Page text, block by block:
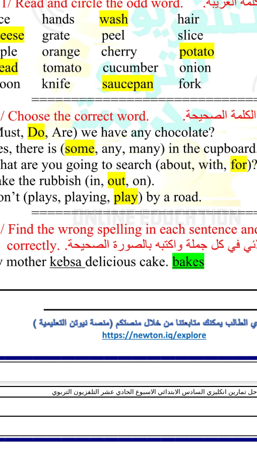
حل تمارين انكليزي السادس الابتدائي الاسبوع الحادي عشر التلفزيون التربوي